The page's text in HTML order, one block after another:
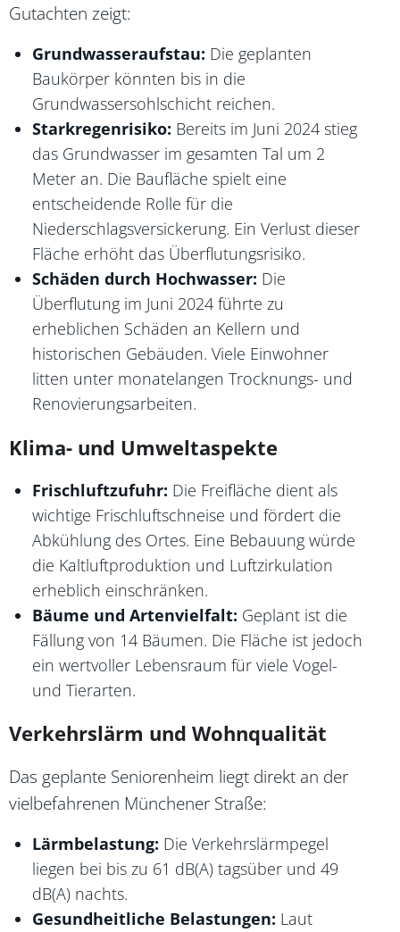
Gutachten zeigt:
Grundwasseraufstau: Die geplanten
Baukörper könnten bis in die
Grundwassersohlschicht reichen.
Starkregenrisiko: Bereits im Juni 2024 stieg
das Grundwasser im gesamten Tal um 2
Meter an. Die Baufläche spielt eine
entscheidende Rolle für die
Niederschlagsversickerung. Ein Verlust dieser
Fläche erhöht das Überflutungsrisiko.
Schäden durch Hochwasser: Die
Überflutung im Juni 2024 führte zu
erheblichen Schäden an Kellern und
historischen Gebäuden. Viele Einwohner
litten unter monatelangen Trocknungs- und
Renovierungsarbeiten.
Klima- und Umweltaspekte
Frischluftzufuhr: Die Freifläche dient als
wichtige Frischluftschneise und fördert die
Abkühlung des Ortes. Eine Bebauung würde
die Kaltluftproduktion und Luftzirkulation
erheblich einschränken.
Bäume und Artenvielfalt: Geplant ist die
Fällung von 14 Bäumen. Die Fläche ist jedoch
ein wertvoller Lebensraum für viele Vogel-
und Tierarten.
Verkehrslärm und Wohnqualität
Das geplante Seniorenheim liegt direkt an der
vielbefahrenen Münchener Straße:
Lärmbelastung: Die Verkehrslärmpegel
liegen bei bis zu 61 dB(A) tagsüber und 49
dB(A) nachts.
Gesundheitliche Belastungen: Laut